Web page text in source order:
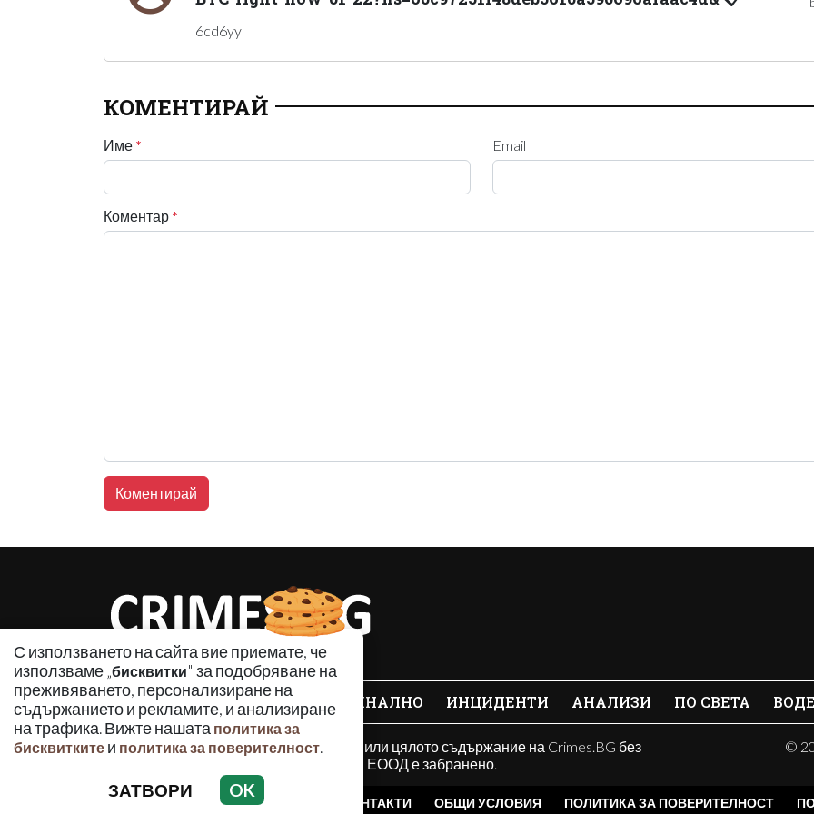
6cd6yy
КОМЕНТИРАЙ
Име * Email
Коментар *
С използването на сайта вие приемате, че
използваме „бисквитки" за подобряване на
преживяването, персонализиране на
съдържанието и рекламите, и анализиране
на трафика. Вижте нашата политика за
бисквитките и политика за поверителност.
ЗАТВОРИ OK
КРИМИНАЛНО ИНЦИДЕНТИ АНАЛИЗИ ПО СВЕТА
Използването и публикуването на част или цялото съдържание на Crimes.BG без
разрешение на Медийна група Асмара ЕООД е забранено.
©
РЕКЛАМА КОНТАКТИ ОБЩИ УСЛОВИЯ ПОЛИТИКА ЗА ПОВЕРИТЕЛНОСТ